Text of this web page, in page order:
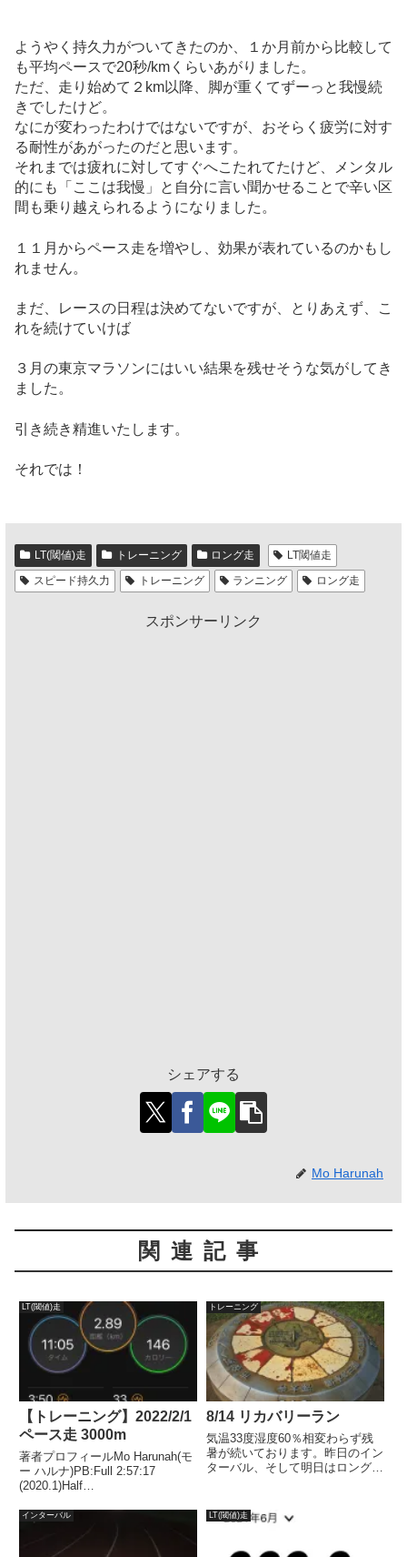
ようやく持久力がついてきたのか、１か月前から比較して
も平均ペースで20秒/kmくらいあがりました。
ただ、走り始めて２km以降、脚が重くてずーっと我慢続
きでしたけど。
なにが変わったわけではないですが、おそらく疲労に対す
る耐性があがったのだと思います。
それまでは疲れに対してすぐへこたれてたけど、メンタル
的にも「ここは我慢」と自分に言い聞かせることで辛い区
間も乗り越えられるようになりました。
１１月からペース走を増やし、効果が表れているのかもし
れません。
まだ、レースの日程は決めてないですが、とりあえず、こ
れを続けていけば
３月の東京マラソンにはいい結果を残せそうな気がしてき
ました。
引き続き精進いたします。
それでは！
LT(閾値)走 トレーニング ロング走
LT閾値走
スピード持久力
トレーニング ランニング ロング走
スポンサーリンク
シェアする
Mo Harunah
関連記事
LT(閾値)走
【トレーニング】2022/2/1
ペース走 3000m
著者プロフィールMo Harunah(モ
ー ハルナ)PB:Full 2:57:17
(2020.1)Half
2022年1月、2年連続50代サブス
計測が途中で終わ...
トレーニング
8/14 リカバリーラン
気温33度湿度60％相変わらず残
暑が続いております。昨日のイン
ターバル、そして明日はロング
が、わたしは動きながら休ませる
アクティブリカバリーという形式
インターバル LT(閾値)走